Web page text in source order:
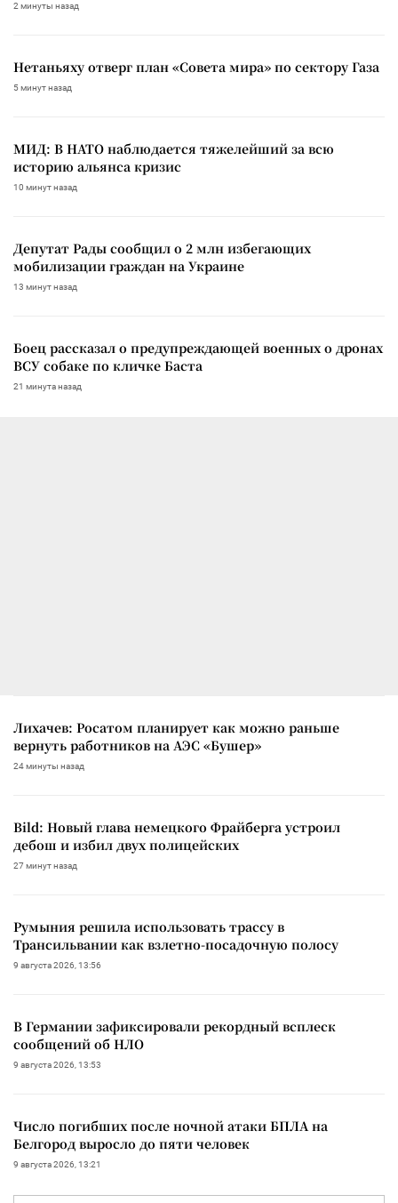
2 минуты назад
Нетаньяху отверг план «Совета мира» по сектору Газа
5 минут назад
МИД: В НАТО наблюдается тяжелейший за всю
историю альянса кризис
10 минут назад
Депутат Рады сообщил о 2 млн избегающих
мобилизации граждан на Украине
13 минут назад
Боец рассказал о предупреждающей военных о дронах
ВСУ собаке по кличке Баста
21 минута назад
Лихачев: Росатом планирует как можно раньше
вернуть работников на АЭС «Бушер»
24 минуты назад
Bild: Новый глава немецкого Фрайберга устроил
дебош и избил двух полицейских
27 минут назад
Румыния решила использовать трассу в
Трансильвании как взлетно-посадочную полосу
9 августа 2026, 13:56
В Германии зафиксировали рекордный всплеск
сообщений об НЛО
9 августа 2026, 13:53
Число погибших после ночной атаки БПЛА на
Белгород выросло до пяти человек
9 августа 2026, 13:21